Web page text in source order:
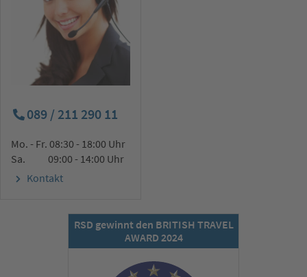
089 / 211 290 11
Mo. - Fr. 08:30 - 18:00 Uhr
Sa. 09:00 - 14:00 Uhr
Kontakt
RSD gewinnt den BRITISH TRAVEL
AWARD 2024